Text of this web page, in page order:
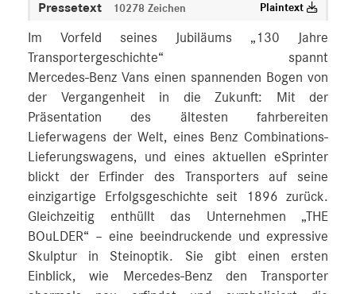
Pressetext 10278 Zeichen Plaintext
Im Vorfeld seines Jubiläums „130 Jahre
Transportergeschichte“ spannt
Mercedes‑Benz Vans einen spannenden Bogen von
der Vergangenheit in die Zukunft: Mit der
Präsentation des ältesten fahrbereiten
Lieferwagens der Welt, eines Benz Combinations-
Lieferungswagens, und eines aktuellen eSprinter
blickt der Erfinder des Transporters auf seine
einzigartige Erfolgsgeschichte seit 1896 zurück.
Gleichzeitig enthüllt das Unternehmen „THE
BOuLDER“ – eine beeindruckende und expressive
Skulptur in Steinoptik. Sie gibt einen ersten
Einblick, wie Mercedes‑Benz den Transporter